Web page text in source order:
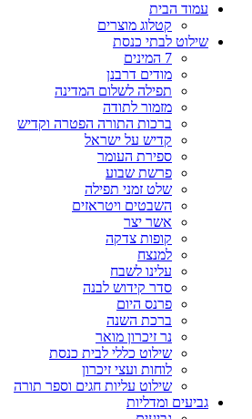
עמוד הבית
קטלוג מוצרים
שילוט לבתי כנסת
7 המינים
מודים דרבנן
תפילה לשלום המדינה
מזמור לתודה
ברכות התורה הפטרה וקדיש
קדיש על ישראל
ספירת העומר
פרשת שבוע
שלט זמני תפילה
השבטים ויטראזים
אשר יצר
קופות צדקה
למנצח
עלינו לשבח
סדר קידוש לבנה
פרנס היום
ברכת השנה
נר זיכרון מואר
שילוט כללי לבית כנסת
לוחות ועצי זיכרון
שילוט עליות חגים וספר תורה
גביעים ומדליות